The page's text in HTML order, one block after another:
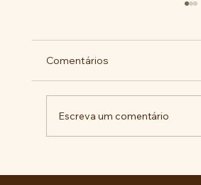
Comentários
Escreva um comentário